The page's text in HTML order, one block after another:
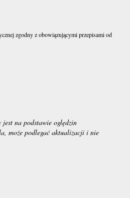
zgodny z obowiązującymi przepisami od
na podstawie oględzin
może podlegać aktualizacji i nie